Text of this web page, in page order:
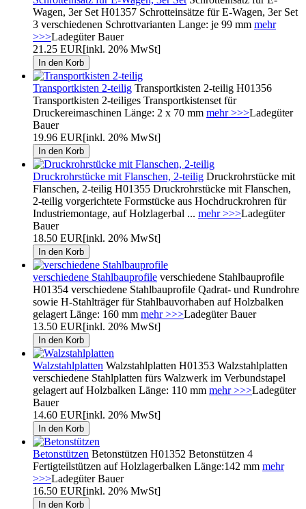
Wagen, 3er Set H01357 Schrotteinsätze für E-Wagen, 3er Set
3 verschiedenen Schrottvarianten Lange: je 99 mm mehr
>>>Ladegüter Bauer
21.25 EUR[inkl. 20% MwSt]
Transportkisten 2-teilig Transportkisten 2-teilig H01356
Transportkisten 2-teiliges Transportkistenset für
Druckereimaschinen Länge: 2 x 70 mm mehr >>>Ladegüter
Bauer
19.96 EUR[inkl. 20% MwSt]
Druckrohrstücke mit Flanschen, 2-teilig Druckrohrstücke mit
Flanschen, 2-teilig H01355 Druckrohrstücke mit Flanschen,
2-teilig vorgerichtete Formstücke aus Hochdruckrohren für
Industriemontage, auf Holzlagerbal ... mehr >>>Ladegüter
Bauer
18.50 EUR[inkl. 20% MwSt]
verschiedene Stahlbauprofile verschiedene Stahlbauprofile
H01354 verschiedene Stahlbauprofile Qadrat- und Rundrohre
sowie H-Stahlträger für Stahlbauvorhaben auf Holzbalken
gelagert Länge: 160 mm mehr >>>Ladegüter Bauer
13.50 EUR[inkl. 20% MwSt]
Walzstahlplatten Walzstahlplatten H01353 Walzstahlplatten
verschiedene Stahlplatten fürs Walzwerk im Verbundstapel
gelagert auf Holzbalken Länge: 110 mm mehr >>>Ladegüter
Bauer
14.60 EUR[inkl. 20% MwSt]
Betonstützen Betonstützen H01352 Betonstützen 4
Fertigteilstützen auf Holzlagerbalken Länge:142 mm mehr
>>>Ladegüter Bauer
16.50 EUR[inkl. 20% MwSt]